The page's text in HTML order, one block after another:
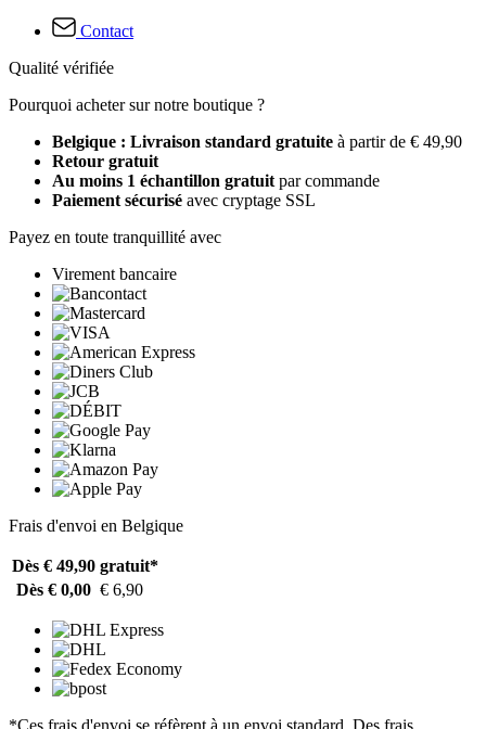
Contact
Qualité vérifiée
Pourquoi acheter sur notre boutique ?
Belgique : Livraison standard gratuite à partir de € 49,90
Retour gratuit
Au moins 1 échantillon gratuit par commande
Paiement sécurisé avec cryptage SSL
Payez en toute tranquillité avec
Virement bancaire
Frais d'envoi en Belgique
Dès € 49,90 gratuit*
Dès € 0,00 € 6,90